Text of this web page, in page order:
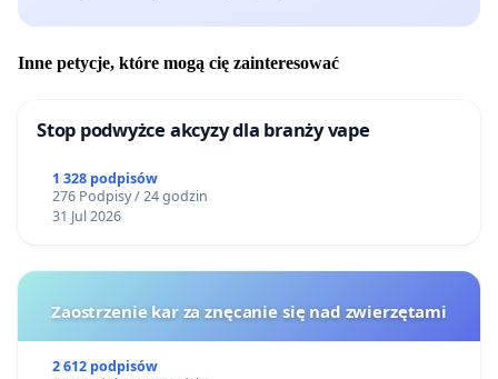
Inne petycje, które mogą cię zainteresować
Stop podwyżce akcyzy dla branży vape
1 328 podpisów
276 Podpisy / 24 godzin
31 Jul 2026
Zaostrzenie kar za znęcanie się nad zwierzętami
2 612 podpisów